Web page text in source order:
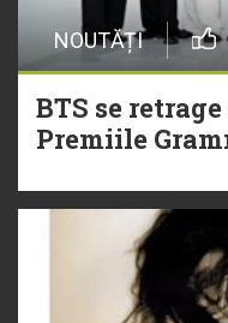
NOUTĂȚI
BTS se
Premiile